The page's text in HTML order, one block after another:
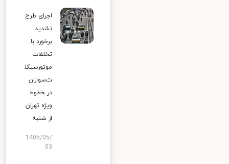
اجرای طرح
تشدید
برخورد با
تخلفات
موتورسیکل
ت‌سواران
در خطوط
ویژه تهران
از شنبه
1405/05/
03